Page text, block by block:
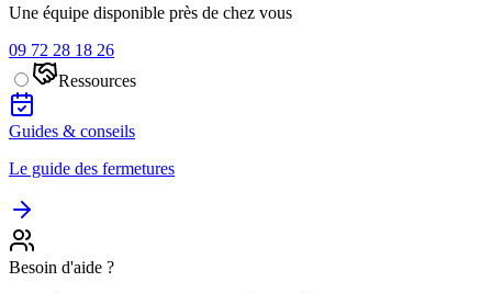
Une équipe disponible près de chez vous
09 72 28 18 26
Ressources
Guides & conseils
Le guide des fermetures
Besoin d'aide ?